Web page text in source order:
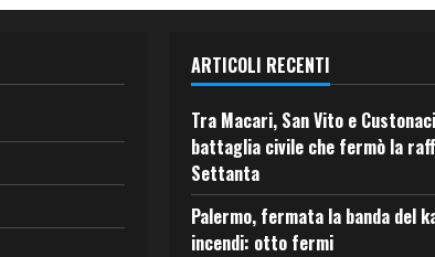
ARTICOLI RECENTI
Tra Macari, San Vito e
battaglia civile che fermò la
Settanta
Palermo, fermata la banda del
incendi: otto fermi